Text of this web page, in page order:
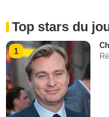
Top stars du
1